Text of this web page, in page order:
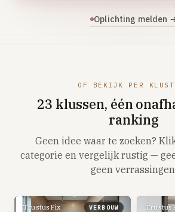
Zonnepanelen installeren
Groepenkast vervangen
Elektra uitbreiden
Volledig overzicht — alle 23 klussen &
23 klussen · publieke ranking
Oplichting melden
OF BEKIJK PER
23 klussen, één
ranking
Geen idee waar te zoeken?
categorie en vergelijk rustig —
geen
TrustusFix VERBOUW